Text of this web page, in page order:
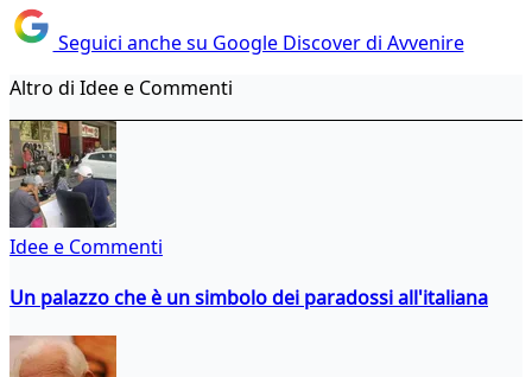
Seguici anche su Google Discover di Avvenire
Altro di Idee e Commenti
Idee e Commenti
Un palazzo che è un simbolo dei paradossi all'italiana